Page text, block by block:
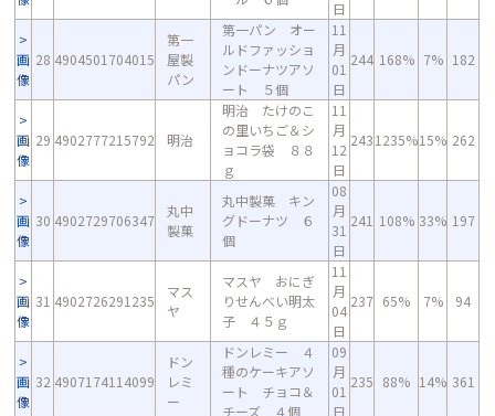
日
画
像
28 4904501704015
第一
屋製
パン
第一パン オー
ルドファッショ
ンドーナツアソ
ート ５個
11
月
01
日
244 168% 7% 182
画
像
29 4902777215792 明治
明治 たけのこ
の里いちご＆シ
ョコラ袋 ８８
ｇ
11
月
12
日
2431235%15% 262
画
像
30 4902729706347
丸中
製菓
丸中製菓 キン
グドーナツ ６
個
08
月
31
日
241 108% 33% 197
画
像
31 4902726291235
マス
ヤ
マスヤ おにぎ
りせんべい明太
子 ４５ｇ
11
月
04
日
237 65% 7% 94
画
像
32 4907174114099
ドン
レミ
ー
ドンレミー ４
種のケーキアソ
ート チョコ＆
チーズ ４個
09
月
01
日
235 88% 14% 361